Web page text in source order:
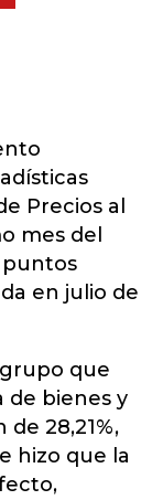
Precios al
mes del
puntos
en julio de
que
de bienes y
28,21%,
hizo que la